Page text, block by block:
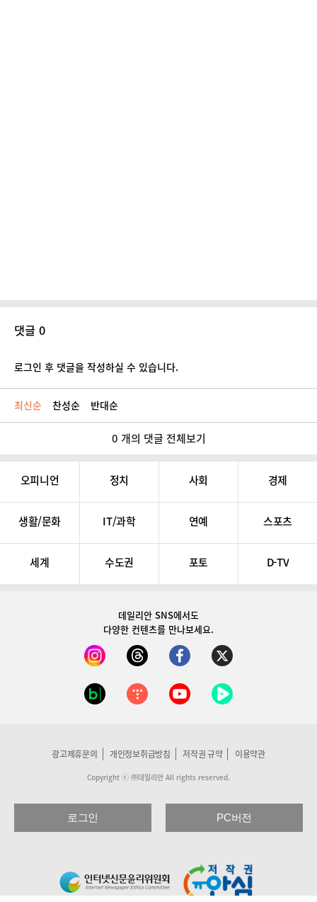
댓글 0
로그인 후 댓글을 작성하실 수 있습니다.
최신순 찬성순 반대순
0 개의 댓글 전체보기
오피니언 정치 사회 경제
생활/문화 IT/과학 연예 스포츠
세계 수도권 포토 D-TV
데일리안 SNS에서도
다양한 컨텐츠를 만나보세요.
광고제휴문의 개인정보취급방침 저작권 규약 이용약관
Copyright ⓒ ㈜데일리안 All rights reserved.
로그인 PC버전